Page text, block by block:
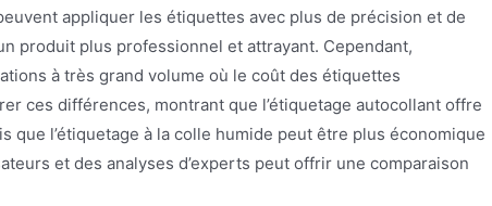
appliquer les étiquettes avec plus de précision et de
produit plus professionnel et attrayant. Cependant,
à très grand volume où le coût des étiquettes
ces différences, montrant que l’étiquetage autocollant offre
l’étiquetage à la colle humide peut être plus économique
et des analyses d’experts peut offrir une comparaison